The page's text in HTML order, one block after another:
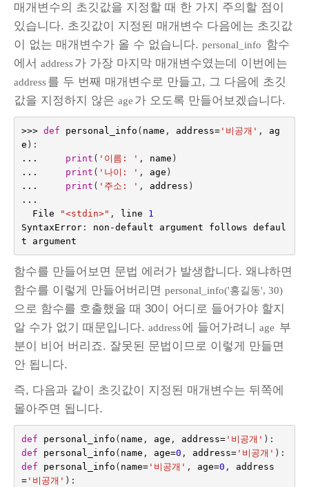
매개변수의 초깃값을 지정할 때 한 가지 주의할 점이
있습니다. 초깃값이 지정된 매개변수 다음에는 초깃값
이 없는 매개변수가 올 수 없습니다. personal_info 함수
에서 address가 가장 마지막 매개변수였는데 이번에는
address를 두 번째 매개변수로 만들고, 그 다음에 초깃
값을 지정하지 않은 age 가 오도록 만들어보겠습니다.
>>> def personal_info ( name , address='비공개' ,
ag
e ):
...
print ( '이름: ' , name )
...
print ( '나이: ' , age )
...
print ( '주소: ' , address )
...
File
"<stdin>" , line
1
SyntaxError: non -default argument follows defaul
t
argument
함수를 만들어보면 문법 에러가 발생합니다. 왜냐하면
함수를 이렇게 만들어버리면 personal_info('홍길동', 30)
으로 함수를 호출했을 때 30이 어디로 들어가야 할지
알 수가 없기 때문입니다. address에 들어가려니 age 부
분이 비어 버리죠. 잘못된 문법이므로 이렇게 만들면
안 됩니다.
즉, 다음과 같이 초깃값이 지정된 매개변수는 뒤쪽에
몰아주면 됩니다.
def personal_info ( name , age , address='비공개' ):
def
personal_info ( name , age=0 , address='비공개' ):
def
personal_info ( name='비공개' , age=0 ,
address
='비공개' ):